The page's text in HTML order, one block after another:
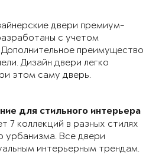
двери премиум-
с учетом
преимущество
Дизайн двери легко
этом саму дверь.
для стильного интерьера
7 коллекций в разных стилях
урбанизма. Все двери
интерьерным трендам.